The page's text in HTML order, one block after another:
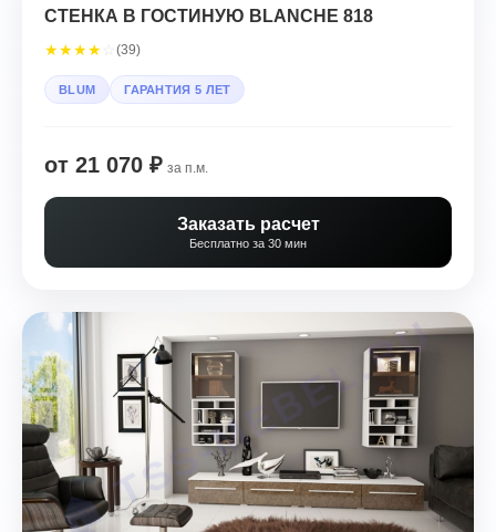
СТЕНКА В ГОСТИНУЮ BLANCHE 818
★★★★ (39)
BLUM ГАРАНТИЯ 5 ЛЕТ
от 21 070 ₽ за п.м.
Заказать расчет
Бесплатно за 30 мин